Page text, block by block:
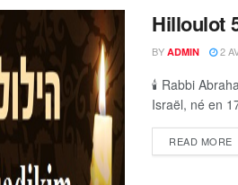
Hilloulot
BY ADMIN 2
🕯 Rabbi
Israël, né en
READ MORE